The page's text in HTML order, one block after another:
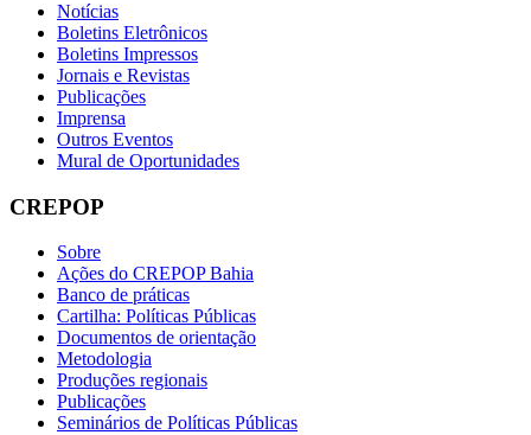
Notícias
Boletins Eletrônicos
Boletins Impressos
Jornais e Revistas
Publicações
Imprensa
Outros Eventos
Mural de Oportunidades
CREPOP
Sobre
Ações do CREPOP Bahia
Banco de práticas
Cartilha: Políticas Públicas
Documentos de orientação
Metodologia
Produções regionais
Publicações
Seminários de Políticas Públicas